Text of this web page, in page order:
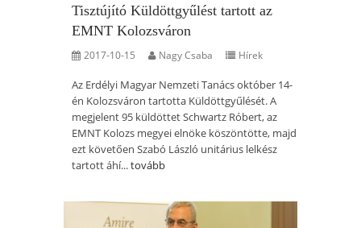
Tisztújító Küldöttgyűlést tartott az
EMNT Kolozsváron
2017-10-15 Nagy Csaba Hírek
Az Erdélyi Magyar Nemzeti Tanács október 14-
én Kolozsváron tartotta Küldöttgyűlését. A
megjelent 95 küldöttet Schwartz Róbert, az
EMNT Kolozs megyei elnöke köszöntötte, majd
ezt követően Szabó László unitárius lelkész
tartott áhí...tovább